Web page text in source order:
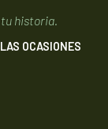
historia.
OCASIONES